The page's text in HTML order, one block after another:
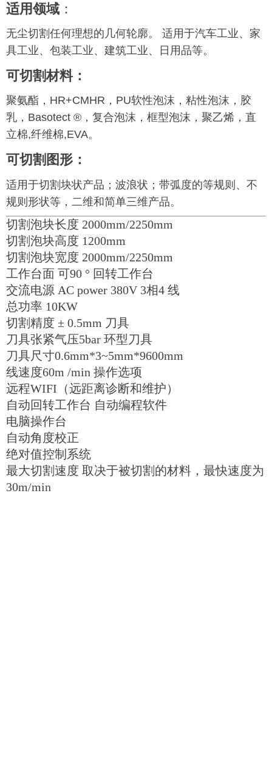
适用领域 ：
无尘切割任何理想的几何轮廓。 适用于汽车工业、家
具工业、包装工业、建筑工业、日用品等。
可切割材料：
聚氨酯，HR+CMHR，PU软性泡沫，粘性泡沫，胶
乳，Basotect ®，复合泡沫，框型泡沫，聚乙烯，直
立棉,纤维棉,EVA。
可切割图形：
适用于切割块状产品；波浪状；带弧度的等规则、不
规则形状等，二维和简单三维产品。
切割泡块长度 2000mm/2250mm
切割泡块高度 1200mm
切割泡块宽度 2000mm/2250mm
工作台面 可90 ° 回转工作台
交流电源 AC power 380V 3相4 线
总功率 10KW
切割精度 ± 0.5mm 刀具
刀具张紧气压5bar 环型刀具
刀具尺寸0.6mm*3~5mm*9600mm
线速度60m /min 操作选项
远程WIFI（远距离诊断和维护）
自动回转工作台 自动编程软件
电脑操作台
自动角度校正
绝对值控制系统
最大切割速度 取决于被切割的材料，最快速度为
30m/min